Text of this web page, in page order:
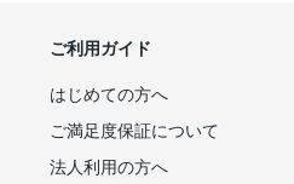
ご利用ガイド
はじめての方へ
ご満足度保証について
法人利用の方へ